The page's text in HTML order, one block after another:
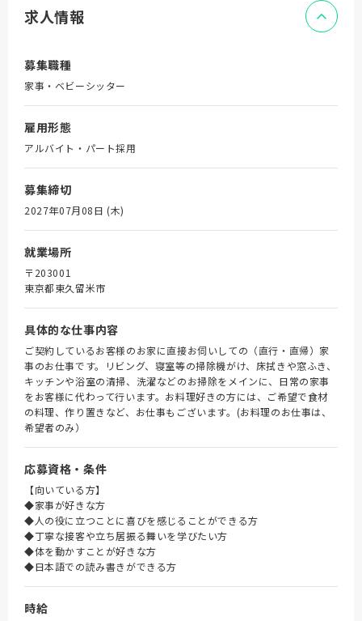
求人情報
募集職種
家事・ベビーシッター
雇用形態
アルバイト・パート採用
募集締切
2027年07月08日 (木)
就業場所
〒203001
東京都東久留米市
具体的な仕事内容
ご契約しているお客様のお家に直接お伺いしての（直行・直帰）家
事のお仕事です。リビング、寝室等の掃除機がけ、床拭きや窓ふき、
キッチンや浴室の清掃、洗濯などのお掃除をメインに、日常の家事
をお客様に代わって行います。お料理好きの方には、ご希望で食材
の料理、作り置きなど、お仕事もございます。(お料理のお仕事は、
希望者のみ）
応募資格・条件
【向いている方】
◆家事が好きな方
◆人の役に立つことに喜びを感じることができる方
◆丁寧な接客や立ち居振る舞いを学びたい方
◆体を動かすことが好きな方
◆日本語での読み書きができる方
時給